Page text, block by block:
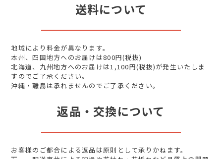
送料について
地域により料金が異なります。
本州、四国地方へのお届けは800円(税抜)
北海道、九州地方へのお届けは1,100円(税抜)が発生いたしま
すのでご了承ください。
沖縄・離島は承れませんのでご了承ください。
返品・交換について
お客様のご都合による返品は原則として承りかねます。